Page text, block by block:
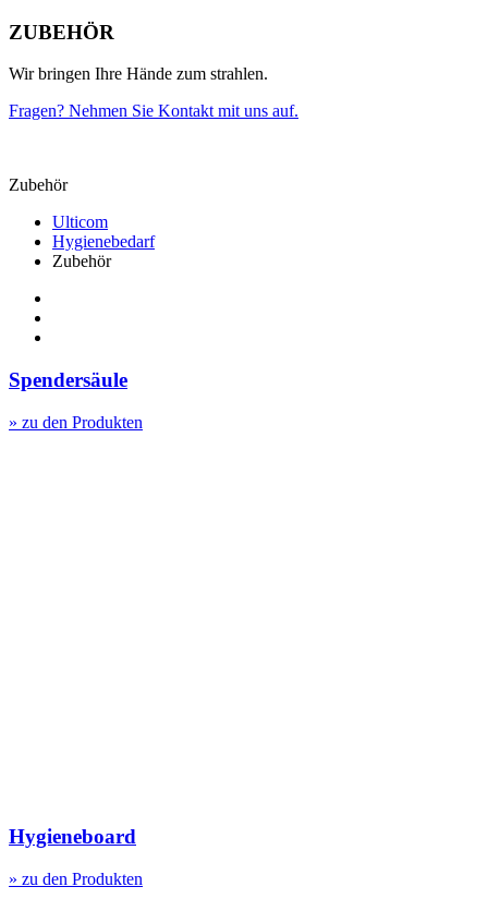
ZUBEHÖR
Wir bringen Ihre Hände zum strahlen.
Fragen? Nehmen Sie Kontakt mit uns auf.
Zubehör
Ulticom
Hygienebedarf
Zubehör
Spendersäule
» zu den Produkten
Hygieneboard
» zu den Produkten